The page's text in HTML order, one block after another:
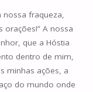
nossa fraqueza,
A nossa
que a Hóstia
dentro de mim,
minhas ações, a
do mundo onde